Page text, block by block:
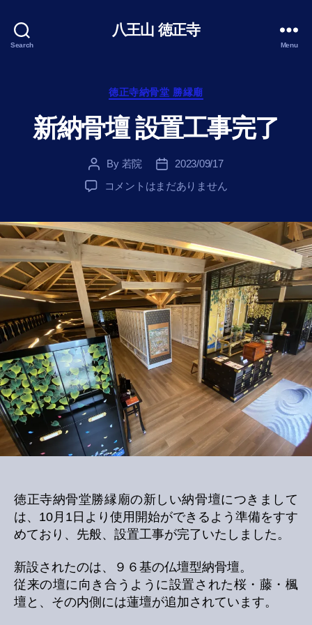
Search
八王山 徳正寺
Menu
Categories
徳正寺納骨堂 勝縁廟
新納骨壇 設置工事完了
Post
author
By 若院
Post
date
2023/09/17
新
壇
設
工
事
完
了
へ
の
コメントはまだありません
徳正寺納骨堂勝縁廟の新しい納骨壇につきまして
は、10月1日より使用開始ができるよう準備をすす
めており、先般、設置工事が完了いたしました。
新設されたのは、９６基の仏壇型納骨壇。
従来の壇に向き合うように設置された桜・藤・楓
壇と、その内側には蓮壇が追加されています。